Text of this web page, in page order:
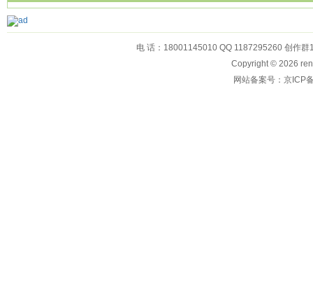
电 话：18001145010 QQ 1187295260 创作
Copyright © 2026
网站备案号：京ICP